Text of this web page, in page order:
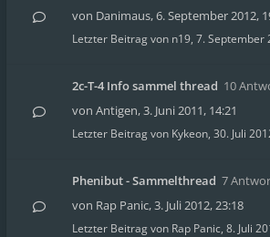
von Danimaus,6. September 2012,
Letzter Beitrag von n19, 7. September
2c-T-4 Info sammel thread 10
von Antigen,3. Juni 2011, 14:21
Letzter Beitrag von Kykeon, 30. Juli
Phenibut - Sammelthread 7
von Rap Panic,3. Juli 2012, 23:18
Letzter Beitrag von Rap Panic, 8. Juli